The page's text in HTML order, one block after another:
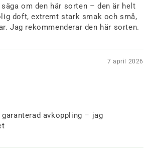
om den här sorten – den är helt
doft, extremt stark smak och små,
Jag rekommenderar den här sorten.
7 april 2026
avkoppling – jag